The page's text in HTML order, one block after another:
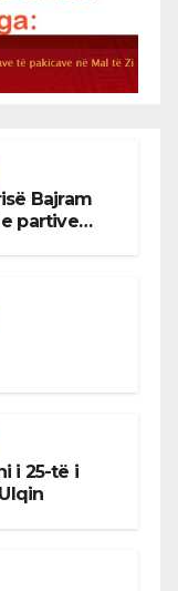
Bajram
partive
i 25-të i